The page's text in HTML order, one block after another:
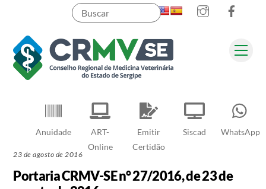
content
Instagram
Anuidade
ART-
Online
Emitir
Certidão
Siscad WhatsApp
23 de agosto de 2016
Portaria CRMV-SE n° 27/2016, de 23 de